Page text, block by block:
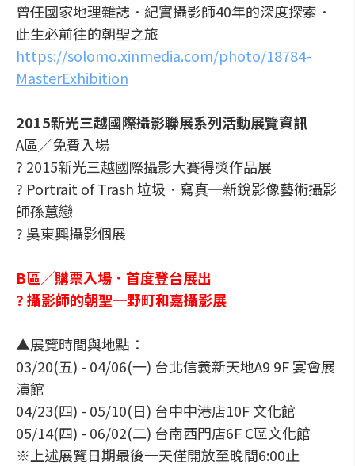
曾任國家地理雜誌．紀實攝影師40年的深度探索．
此生必前往的朝聖之旅
https://solomo.xinmedia.com/photo/18784-
MasterExhibition
2015新光三越國際攝影聯展系列活動展覽資訊
A區╱免費入場
? 2015新光三越國際攝影大賽得獎作品展
? Portrait of Trash 垃圾．寫真─新銳影像藝術攝影
師孫蕙戀
? 吳東興攝影個展
B區╱購票入場．首度登台展出
? 攝影師的朝聖─野町和嘉攝影展
▲展覽時間與地點：
03/20(五) - 04/06(一) 台北信義新天地A9 9F 宴會展
演館
04/23(四) - 05/10(日) 台中中港店10F 文化館
05/14(四) - 06/02(二) 台南西門店6F C區文化館
※上述展覽日期最後一天僅開放至晚間6:00止